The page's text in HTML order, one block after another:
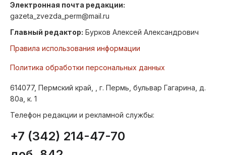
Электронная почта редакции:
gazeta_zvezda_perm@mail.ru
Главный редактор: Бурков Алексей Александрович
Правила использования информации
Политика обработки персональных данных
614077, Пермский край, , г. Пермь, бульвар Гагарина, д.
80а, к. 1
Телефон редакции и рекламной службы:
+7 (342) 214-47-70